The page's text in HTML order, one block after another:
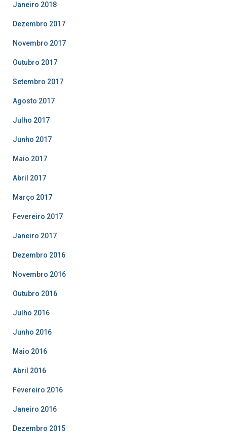
Janeiro 2018
Dezembro 2017
Novembro 2017
Outubro 2017
Setembro 2017
Agosto 2017
Julho 2017
Junho 2017
Maio 2017
Abril 2017
Março 2017
Fevereiro 2017
Janeiro 2017
Dezembro 2016
Novembro 2016
Outubro 2016
Julho 2016
Junho 2016
Maio 2016
Abril 2016
Fevereiro 2016
Janeiro 2016
Dezembro 2015